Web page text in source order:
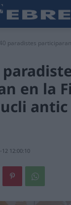
paradistes
en la
antic
12 12:00:10